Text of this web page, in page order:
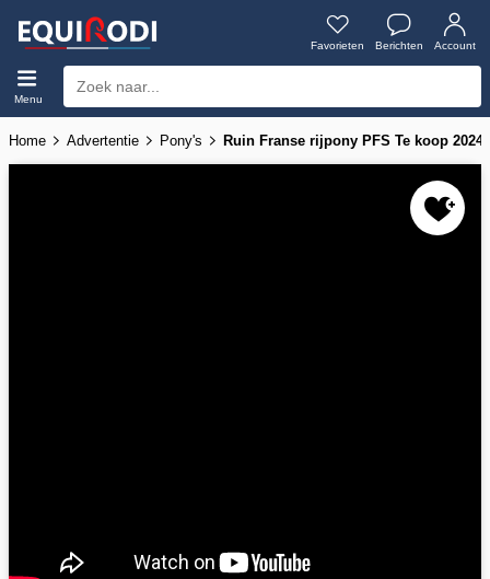
Favorieten Berichten Account
Menu
Home Advertentie Pony's Ruin Franse rijpony PFS Te koop